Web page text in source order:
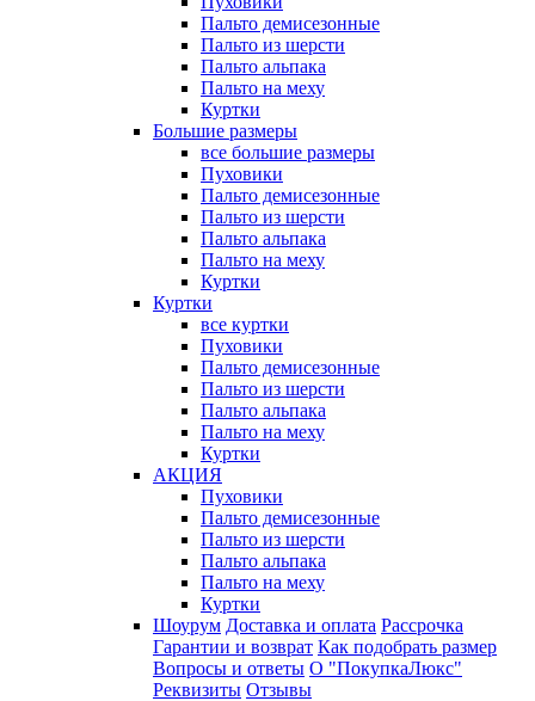
Пальто демисезонные
Пальто из шерсти
Пальто альпака
Пальто на меху
Куртки
Большие размеры
все большие размеры
Пуховики
Пальто демисезонные
Пальто из шерсти
Пальто альпака
Пальто на меху
Куртки
Куртки
все куртки
Пуховики
Пальто демисезонные
Пальто из шерсти
Пальто альпака
Пальто на меху
Куртки
АКЦИЯ
Пуховики
Пальто демисезонные
Пальто из шерсти
Пальто альпака
Пальто на меху
Куртки
Шоурум Доставка и оплата Рассрочка
Гарантии и возврат Как подобрать размер
Вопросы и ответы О "ПокупкаЛюкс"
Реквизиты Отзывы